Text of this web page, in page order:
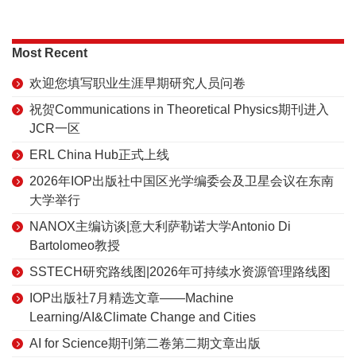
Most Recent
欢迎您填写职业生涯早期研究人员问卷
祝贺Communications in Theoretical Physics期刊进入
JCR一区
ERL China Hub正式上线
2026年IOP出版社中国区光学编委会及卫星会议在东南
大学举行
NANOX主编访谈|意大利萨勒诺大学Antonio Di
Bartolomeo教授
SSTECH研究路线图|2026年可持续水资源管理路线图
IOP出版社7月精选文章——Machine
Learning/AI&Climate Change and Cities
AI for Science期刊第二卷第二期文章出版